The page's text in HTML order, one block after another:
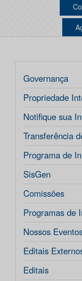
Governança
Propriedade
Notifique sua
Transferência
Programa de
SisGen
Comissões
Programas de
Nossos
Editais
Editais